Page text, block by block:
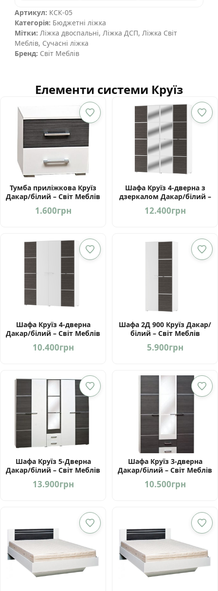
Артикул: КСК-05
Категорія: Бюджетні ліжка
Мітки: Ліжка двоспальні, Ліжка ДСП, Ліжка Світ
Меблів, Сучасні ліжка
Бренд: Світ Меблів
Елементи системи Круїз
Тумба приліжкова Круїз
Дакар/білий – Світ Меблів
Україна
1.600грн
Шафа Круїз 4-дверна з
дзеркалом Дакар/білий –
Світ Меблів Україна
12.400грн
Шафа Круїз 4-дверна
Дакар/білий – Світ Меблів
Україна
10.400грн
Шафа 2Д 900 Круїз Дакар/
білий – Світ Меблів
Україна
5.900грн
Шафа Круїз 5-Дверна
Дакар/білий – Світ Меблів
Україна
13.900грн
Шафа Круїз 3-дверна
Дакар/білий – Світ Меблів
Україна
10.500грн